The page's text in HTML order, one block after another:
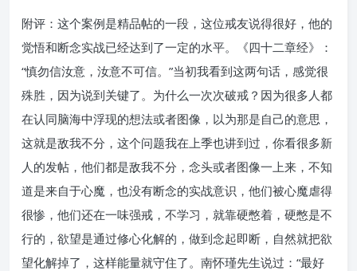
附评：这个案例是精品帖的一段，这位戒友说得很好，他的
觉悟和断念实战已经达到了一定的水平。《四十二章经》：
“慎勿信汝意，汝意不可信。”当初我看到这两句话，感觉很
殊胜，因为说到关键了。为什么一次次破戒？因为很多人都
在认同脑海中浮现的想法或者图像，以为那是自己的意思，
这就是敌我不分，这个问题我在上季也讲到过，你看很多新
人的发帖，他们都是敌我不分，念头或者图像一上来，不知
道是来自于心魔，也没有断念的实战意识，他们被心魔虐得
很惨，他们还在一味强戒，不学习，就靠硬憋着，硬憋是不
行的，欲望是通过修心化解的，做到念起即断，自然就把欲
望化解掉了，这样能量就守住了。南怀瑾先生说过：“最好